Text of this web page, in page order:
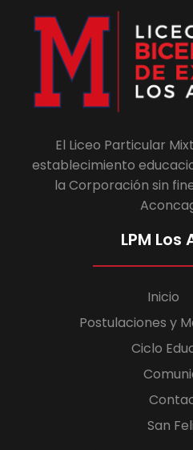
El Liceo Particular
establecimiento
la Corporación sin
LPM Los
Inicio
Postulaciones y
Ciclo
San